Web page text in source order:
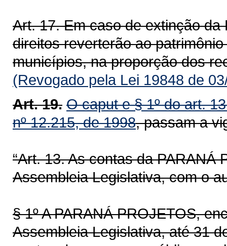
Art. 17. Em caso de extinção
direitos reverterão ao
municípios, na proporção dos
(Revogado pela Lei 19848 de
Art. 19. O caput e § 1º do art.
nº 12.215, de 1998, passam a
“Art. 13. As contas da PARANÁ
Assembleia Legislativa, com o
§ 1º A PARANÁ PROJETOS,
Assembleia Legislativa, até 31